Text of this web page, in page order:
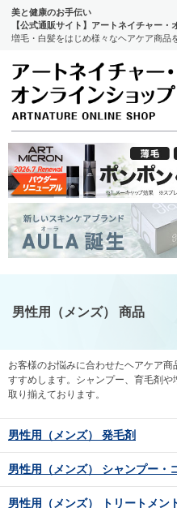
美と健康のお手伝い
【公式通販サイト】アートネイチャー・
増毛・白髪をはじめ様々なヘアケア商品
男性用（メンズ） 商品
お客様のお悩みに合わせたヘアケア
すすめします。シャンプー、育毛剤や
取り揃えております。
男性用（メンズ） 発毛剤
男性用（メンズ） シャンプー・
男性用（メンズ） トリートメン